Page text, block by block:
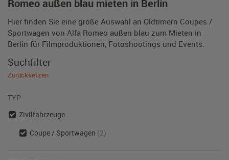
Romeo außen blau mieten in Berlin
Hier finden Sie eine große Auswahl an Oldtimern Coupes /
Sportwagen von Alfa Romeo außen blau zum Mieten in
Berlin für Filmproduktionen, Fotoshootings und Events.
Suchfilter
Zurücksetzen
TYP
Zivilfahrzeuge
Coupe / Sportwagen (2)